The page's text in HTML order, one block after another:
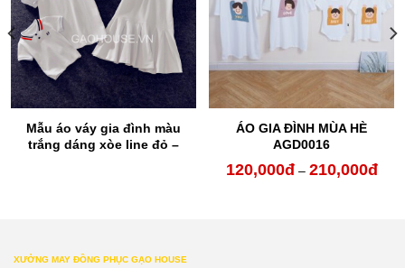
Mẫu áo váy gia đình màu
trắng dáng xòe line đỏ –
ÁO GIA ĐÌNH MÙA HÈ
AGD0016
120,000đ – 210,000đ
XƯỞNG MAY ĐỒNG PHỤC GẠO HOUSE